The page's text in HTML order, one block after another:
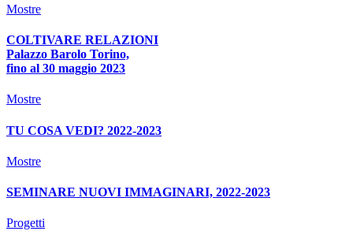
Mostre
COLTIVARE RELAZIONI
Palazzo Barolo Torino,
fino al 30 maggio 2023
Mostre
TU COSA VEDI? 2022-2023
Mostre
SEMINARE NUOVI IMMAGINARI, 2022-2023
Progetti